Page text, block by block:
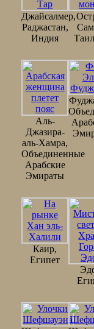
Джайсалмер,
Раджастан,
Индия
Аль-
Джазира-
аль-Хамра,
Объединенные
Арабские
Эмираты
Каир,
Египет